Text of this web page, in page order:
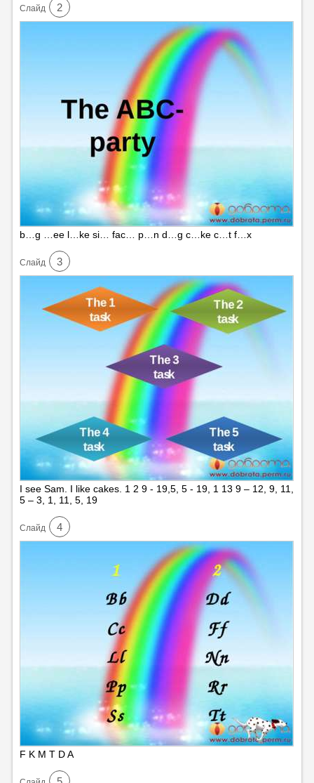
Cлайд 2
b…g …ee l…ke si… fac… p…n d…g c…ke c…t f…x
Cлайд 3
I see Sam. I like cakes. 1 2 9 - 19,5, 5 - 19, 1 13 9 – 12, 9, 11,
5 – 3, 1, 11, 5, 19
Cлайд 4
F K M T D A